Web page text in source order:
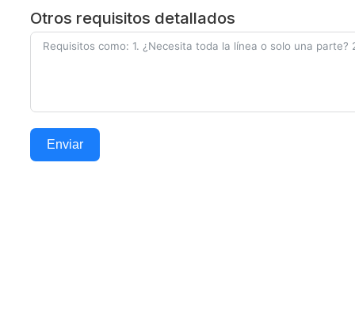
Otros requisitos detallados
Enviar